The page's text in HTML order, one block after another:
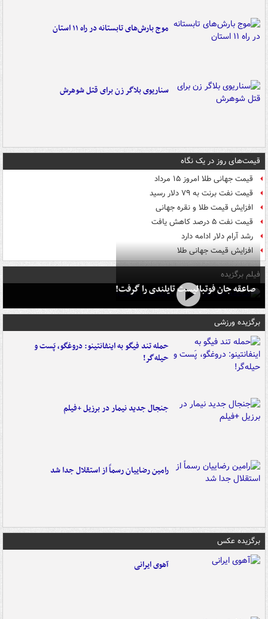
موج بارش‌های تابستانه در راه ۱۱ استان
سناریوی بلاگر زن برای قتل شوهرش
قیمت‌های روز در یک نگاه
قیمت جهانی طلا امروز ۱۵ مرداد
قیمت نفت برنت به ۷۹ دلار رسید
افزایش قیمت طلا و نقره جهانی
قیمت نفت ۵ درصد کاهش یافت
رشد آرام دلار ادامه دارد
افزایش قیمت جهانی طلا
فیلم برگزیده
صاعقه جان فوتبالیست تایلندی را گرفت!
برگزیده ورزشی
حمله تند فیگو به اینفانتینو: دروغگو، پَست‌ و
حیله‌گر!
جنجال جدید نیمار در برزیل +فیلم
رامین رضاییان رسماً از استقلال جدا شد
برگزیده عکس
آهوی ایرانی